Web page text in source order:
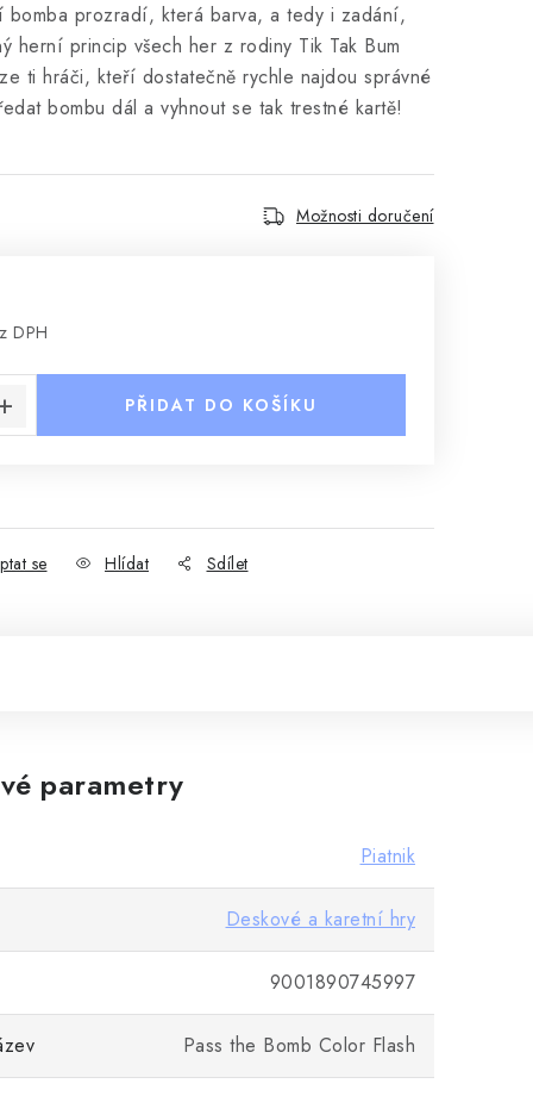
prozradí, která barva, a tedy i zadání,
herní princip všech her z rodiny Tik Tak Bum
ti hráči, kteří dostatečně rychle najdou správné
bombu dál a vyhnout se tak trestné kartě!
Možnosti doručení
DPH
PŘIDAT DO KOŠÍKU
se Hlídat Sdílet
parametry
Piatnik
Deskové a karetní hry
9001890745997
Pass the Bomb Color Flash